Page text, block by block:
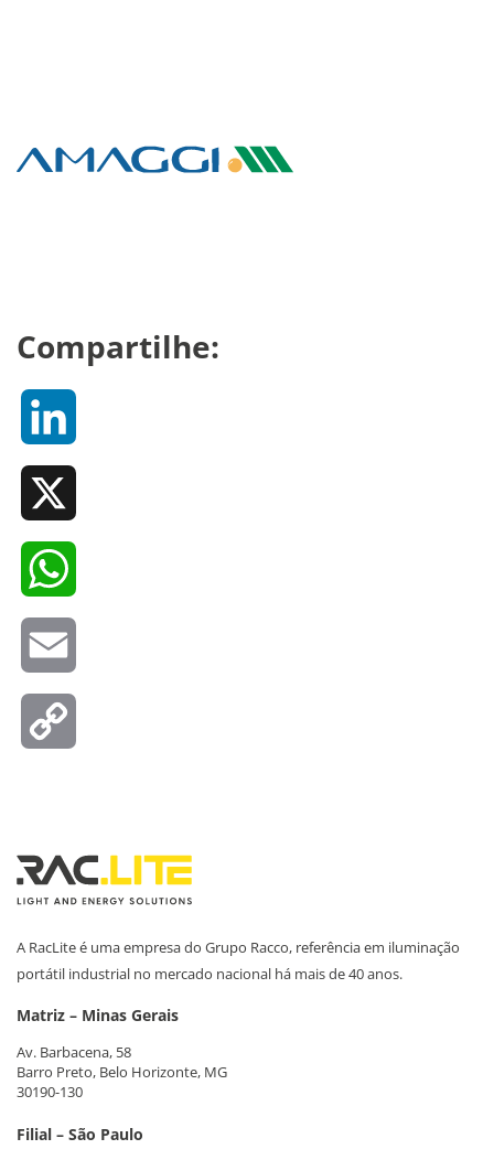
Compartilhe:
A RacLite é uma empresa do Grupo Racco, referência em iluminação
portátil industrial no mercado nacional há mais de 40 anos.
Matriz – Minas Gerais
Av. Barbacena, 58
Barro Preto, Belo Horizonte, MG
30190-130
Filial – São Paulo